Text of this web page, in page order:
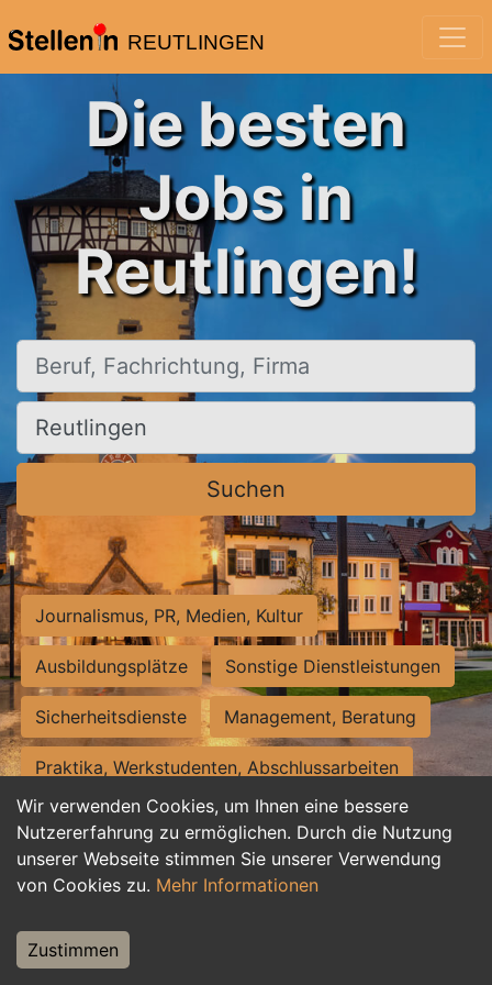
REUTLINGEN
Wir verwenden Cookies, um Ihnen eine bessere
Nutzererfahrung zu ermöglichen. Durch die Nutzung
unserer Webseite stimmen Sie unserer Verwendung
von Cookies zu. Mehr Informationen
Zustimmen
Die besten
Jobs in
Reutlingen!
Beruf, Fachrichtung, Firma
Ort, Stadt
Suchen
Journalismus, PR, Medien, Kultur
Ausbildungsplätze Sonstige Dienstleistungen
Sicherheitsdienste Management, Beratung
Praktika, Werkstudenten, Abschlussarbeiten
Personalwesen Assistenz, Sekretariat
Hilfskräfte, Aushilfs- und Nebenjobs
Weiterbildung, Studium, duale Ausbildung